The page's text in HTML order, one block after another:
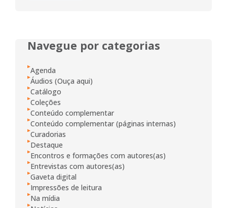
Navegue por categorias
Agenda
Áudios (Ouça aqui)
Catálogo
Coleções
Conteúdo complementar
Conteúdo complementar (páginas internas)
Curadorias
Destaque
Encontros e formações com autores(as)
Entrevistas com autores(as)
Gaveta digital
Impressões de leitura
Na mídia